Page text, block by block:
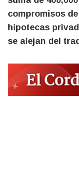
compromisos
hipotecas
se alejan del